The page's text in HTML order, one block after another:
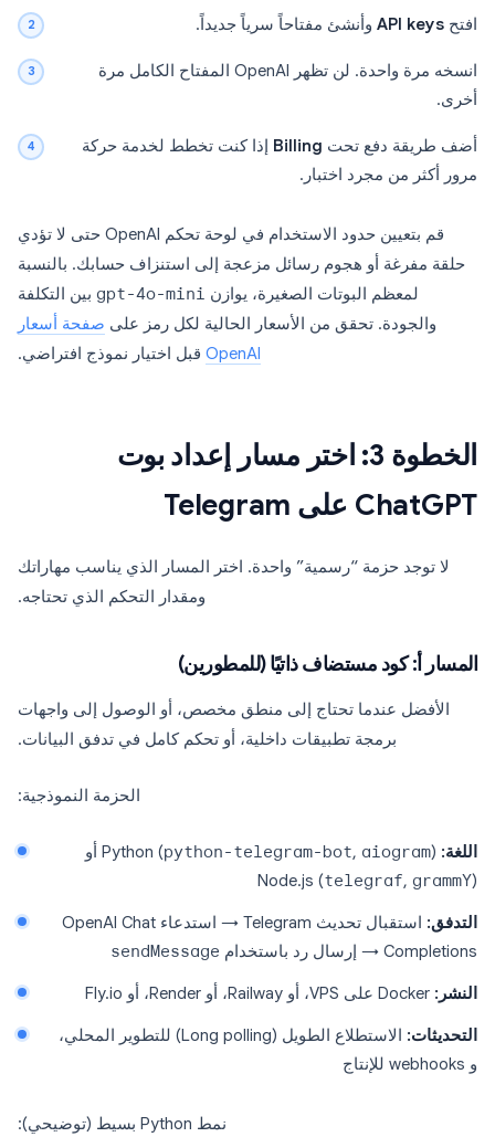
افتح API keys وأنشئ مفتاحاً سرياً جديداً.
انسخه مرة واحدة. لن تظهر OpenAI المفتاح الكامل مرة
أخرى.
أضف طريقة دفع تحت Billing إذا كنت تخطط لخدمة حركة
مرور أكثر من مجرد اختبار.
قم بتعيين حدود الاستخدام في لوحة تحكم OpenAI حتى لا تؤدي
حلقة مفرغة أو هجوم رسائل مزعجة إلى استنزاف حسابك. بالنسبة
لمعظم البوتات الصغيرة، يوازن gpt-4o-mini بين التكلفة
والجودة. تحقق من الأسعار الحالية لكل رمز على صفحة أسعار
OpenAI قبل اختيار نموذج افتراضي.
الخطوة 3: اختر مسار إعداد بوت
ChatGPT على Telegram
لا توجد حزمة “رسمية” واحدة. اختر المسار الذي يناسب مهاراتك
ومقدار التحكم الذي تحتاجه.
المسار أ: كود مستضاف ذاتيًا (للمطورين)
الأفضل عندما تحتاج إلى منطق مخصص، أو الوصول إلى واجهات
برمجة تطبيقات داخلية، أو تحكم كامل في تدفق البيانات.
الحزمة النموذجية:
اللغة: python-telegram-bot, aiogram
) أو
Node.js (telegraf, grammY)
التدفق:
استقبال تحديث Telegram → استدعاء OpenAI Chat
Completions → إرسال رد باستخدام
sendMessage
النشر:
التحديثات:
الاستطلاع الطويل (Long polling) للتطوير المحلي،
و webhooks للإنتاج
نمط Python بسيط (توضيحي):